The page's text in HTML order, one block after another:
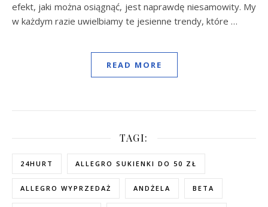
efekt, jaki można osiągnąć, jest naprawdę niesamowity. My
w każdym razie uwielbiamy te jesienne trendy, które …
READ MORE
TAGI:
24HURT ALLEGRO SUKIENKI DO 50 ZŁ
ALLEGRO WYPRZEDAŻ ANDŻELA BETA